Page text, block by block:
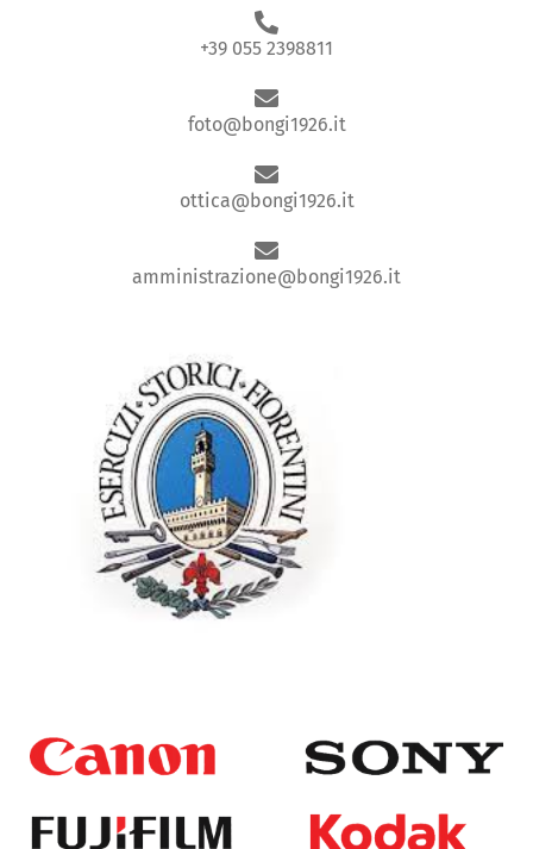
+39 055 2398811
foto@bongi1926.it
ottica@bongi1926.it
amministrazione@bongi1926.it